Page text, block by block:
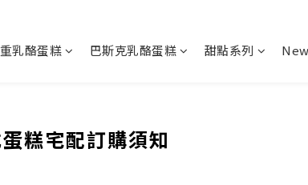
重乳酪蛋糕 巴斯克乳酪蛋糕 甜點系列
糕宅配訂購須知